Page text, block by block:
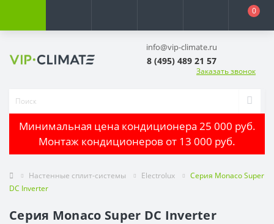
0
info@vip-climate.ru
8 (495) 489 21 57
Заказать звонок
Минимальная цена кондиционера 25 000 руб.
Монтаж кондиционеров от 13 000 руб.
Настенные сплит-системы Electrolux
Серия Monaco Super
DC Inverter
Серия Monaco Super DC Inverter